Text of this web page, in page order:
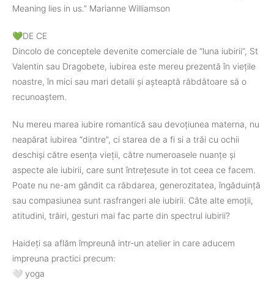
Meaning lies in us.” Marianne Williamson
💚DE CE
Dincolo de conceptele devenite comerciale de “luna iubirii”, St
Valentin sau Dragobete, iubirea este mereu prezentă în viețile
noastre, în mici sau mari detalii și așteaptă răbdătoare să o
recunoaștem.
Nu mereu marea iubire romantică sau devoțiunea materna, nu
neapărat iubirea “dintre”, ci starea de a fi si a trăi cu ochii
deschiși către esența vieții, către numeroasele nuanțe și
aspecte ale iubirii, care sunt întrețesute in tot ceea ce facem.
Poate nu ne-am gândit ca răbdarea, generozitatea, îngăduință
sau compasiunea sunt rasfrangeri ale iubirii. Câte alte emoții,
atitudini, trăiri, gesturi mai fac parte din spectrul iubirii?
Haideți sa aflăm împreună intr-un atelier in care aducem
impreuna practici precum:
🤍 yoga